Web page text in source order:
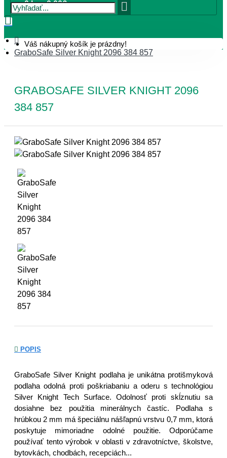
0 ks - 0,00€
Váš nákupný košík je prázdny!
GraboSafe Silver Knight 2096 384 857
GRABOSAFE SILVER KNIGHT 2096
384 857
POPIS
GraboSafe Silver Knight podlaha je unikátna protišmyková
podlaha odolná proti poškriabaniu a oderu s technológiou
Silver Knight Tech Surface. Odolnosť proti skĺznutiu sa
dosiahne bez použitia minerálnych častíc. Podlaha s
hrúbkou 2 mm má špeciálnu nášľapnú vrstvu 0,7 mm, ktorá
poskytuje mimoriadne odolné použitie. Odporúčame
používať tento výrobok v oblasti v zdravotníctve, školstve,
bytovkách, chodbách, recepciách...